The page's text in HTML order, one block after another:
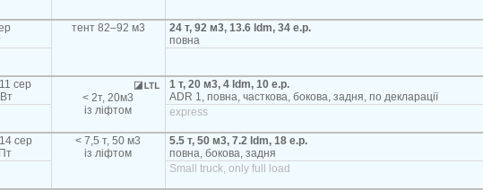
тент 82–92 м3
24 т, 92 м3, 13.6 ldm, 34 e.p.
повна
сер
< 2т, 20м3
із ліфтом
1 т, 20 м3, 4 ldm, 10 e.p.
ADR 1, повна, часткова, бокова, задня, по декларації
express
сер
< 7,5 т, 50 м3
із ліфтом
5.5 т, 50 м3, 7.2 ldm, 18 e.p.
повна, бокова, задня
Small truck, only full load